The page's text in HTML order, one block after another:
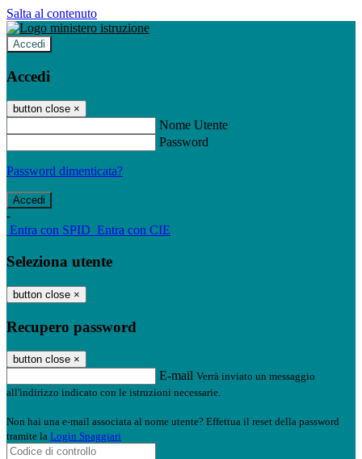
Salta al contenuto
Accedi
Accedi
button close ×
Nome Utente
Password
Password dimenticata?
-
Entra con SPID Entra con CIE
Seleziona utente
button close ×
Recupero password
button close ×
E-mail Verrà inviato un messaggio
all'indirizzo indicato con le istruzioni necessarie.
Non hai una e-mail associata al nome utente? Effettua il reset della password
tramite la Login Spaggiari